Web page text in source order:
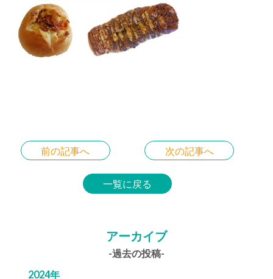
前の記事へ 次の記事へ
一覧に戻る
アーカイブ
-過去の投稿-
2024年